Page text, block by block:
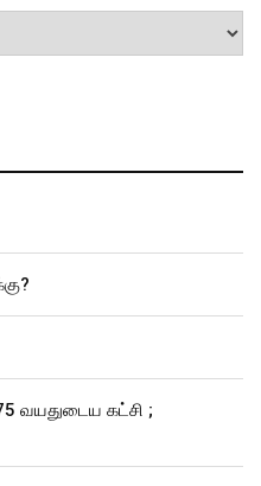
வயதுடைய கட்சி ;